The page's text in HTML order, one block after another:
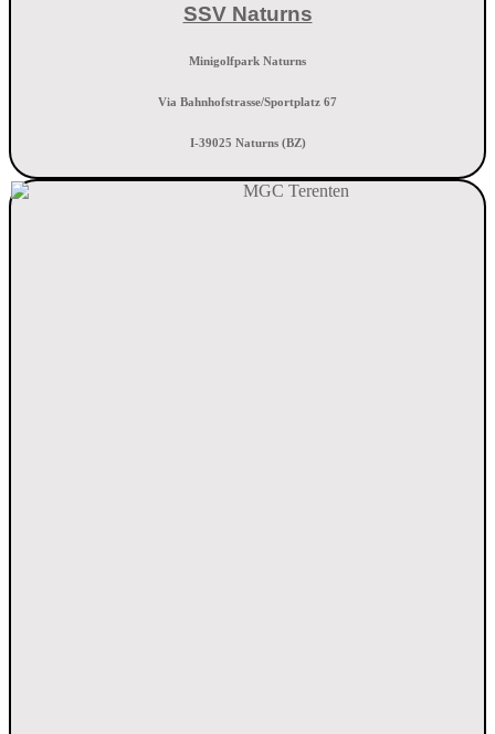
SSV Naturns
Minigolfpark Naturns
Via Bahnhofstrasse/Sportplatz 67
I-39025 Naturns (BZ)